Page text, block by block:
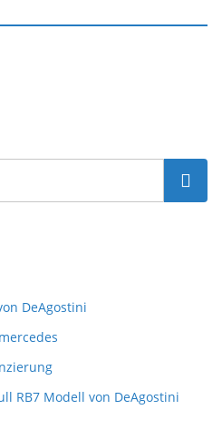
Suchen
DeAgostini
RB7 Modell von DeAgostini